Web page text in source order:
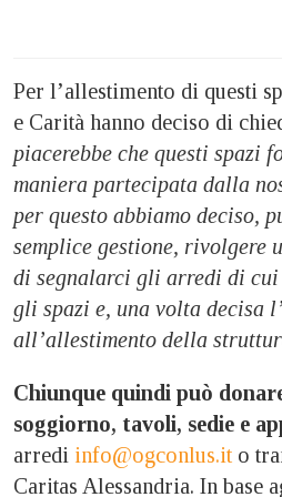
Per l’allestimento di questi
e Carità hanno deciso di
piacerebbe che questi spazi
maniera partecipata dalla
per questo abbiamo deciso,
semplice gestione, rivolgere
di segnalarci gli arredi di cui
gli spazi e, una volta decisa
all’allestimento della
Chiunque quindi può
soggiorno, tavoli, sedie e
arredi info@ogconlus.it o
Caritas Alessandria. In base